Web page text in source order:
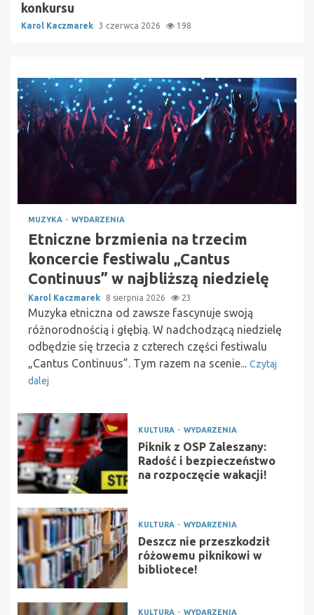
konkursu
Karol Kaczmarek 3 czerwca 2026 198
MUZYKA WYDARZENIA
Etniczne brzmienia na trzecim
koncercie festiwalu „Cantus
Continuus” w najbliższą niedzielę
Karol Kaczmarek 8 sierpnia 2026 23
Muzyka etniczna od zawsze fascynuje swoją
różnorodnością i głębią. W nadchodzącą niedzielę
odbędzie się trzecia z czterech części festiwalu
„Cantus Continuus”. Tym razem na scenie... Czytaj
dalej
KULTURA WYDARZENIA
Piknik z OSP Zaleszany:
Radość i bezpieczeństwo
na rozpoczęcie wakacji!
KULTURA WYDARZENIA
Deszcz nie przeszkodził
różowemu piknikowi w
bibliotece!
KULTURA WYDARZENIA